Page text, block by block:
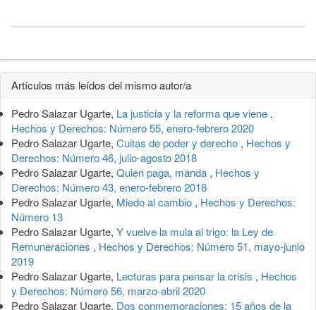
Detalles
del
artículo
Artículos más leídos del mismo autor/a
Pedro Salazar Ugarte, La justicia y la reforma que viene ,
Hechos y Derechos: Número 55, enero-febrero 2020
Pedro Salazar Ugarte, Cuitas de poder y derecho , Hechos y
Derechos: Número 46, julio-agosto 2018
Pedro Salazar Ugarte, Quien paga, manda , Hechos y
Derechos: Número 43, enero-febrero 2018
Pedro Salazar Ugarte, Miedo al cambio , Hechos y Derechos:
Número 13
Pedro Salazar Ugarte, Y vuelve la mula al trigo: la Ley de
Remuneraciones , Hechos y Derechos: Número 51, mayo-junio
2019
Pedro Salazar Ugarte, Lecturas para pensar la crisis , Hechos
y Derechos: Número 56, marzo-abril 2020
Pedro Salazar Ugarte, Dos conmemoraciones: 15 años de la